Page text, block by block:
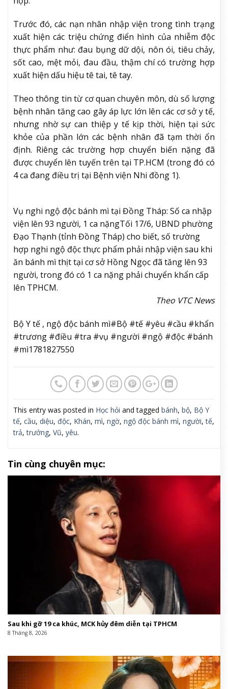
Trước đó, các nạn nhân nhập viện trong tình trạng
xuất hiện các triệu chứng điển hình của nhiễm độc
thực phẩm như: đau bụng dữ dội, nôn ói, tiêu chảy,
sốt cao, mệt mỏi, đau đầu, thậm chí có trường hợp
xuất hiện dấu hiệu tê tai, tê tay.
Theo thông tin từ cơ quan chuyên môn, dù số lượng
bệnh nhân tăng cao gây áp lực lớn lên các cơ sở y tế,
nhưng nhờ sự can thiệp y tế kịp thời, hiện tại sức
khỏe của phần lớn các bệnh nhân đã tạm thời ổn
định. Riêng các trường hợp chuyển biến nặng đã
được chuyển lên tuyến trên tại TP.HCM (trong đó có
4 ca đang điều trị tại Bệnh viện Nhi đồng 1).
Vụ nghi ngộ độc bánh mì tại Đồng Tháp: Số ca nhập
viện lên 93 người, 1 ca nặngTối 17/6, UBND phường
Đạo Thạnh (tỉnh Đồng Tháp) cho biết, số trường
hợp nghi ngộ độc thực phẩm phải nhập viện sau khi
ăn bánh mì thịt tại cơ sở Hồng Ngọc đã tăng lên 93
người, trong đó có 1 ca nặng phải chuyển khẩn cấp
lên TPHCM.
Theo VTC News
Bộ Y tế , ngộ độc bánh mì#Bộ #tế #yêu #cầu #khẩn
#trương #điều #tra #vụ #người #ngộ #độc #bánh
#mì1781827550
This entry was posted in Học hỏi and tagged bánh, bộ, Bộ Y
tế, cầu, diệu, độc, Khán, mì, ngờ, ngộ độc bánh mì, người,tế,
trả,trưởng, Vũ, yêu.
Tin cùng chuyên mục:
Sau khi gỡ 19 ca khúc, MCK hủy đêm diễn tại TPHCM
8 Tháng 8, 2026